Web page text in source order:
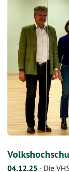
04.12.25 - Die